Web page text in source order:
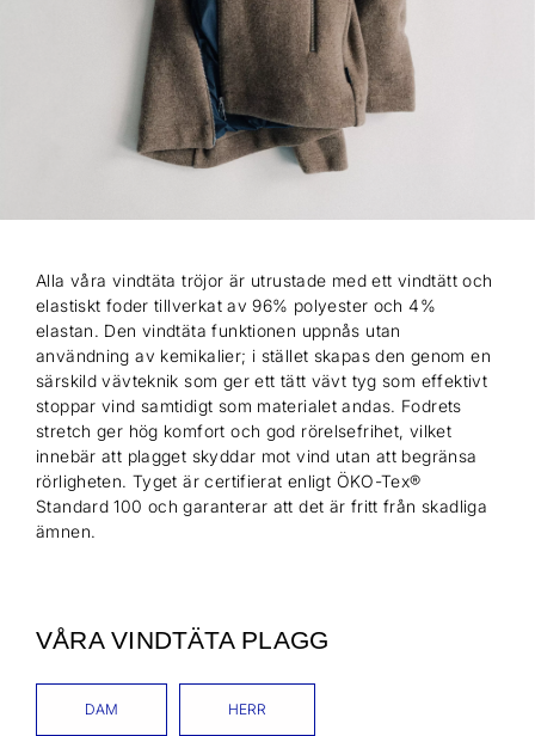
Alla våra vindtäta tröjor är utrustade med ett vindtätt och
elastiskt foder tillverkat av 96% polyester och 4%
elastan. Den vindtäta funktionen uppnås utan
användning av kemikalier; i stället skapas den genom en
särskild vävteknik som ger ett tätt vävt tyg som effektivt
stoppar vind samtidigt som materialet andas. Fodrets
stretch ger hög komfort och god rörelsefrihet, vilket
innebär att plagget skyddar mot vind utan att begränsa
rörligheten. Tyget är certifierat enligt ÖKO-Tex®
Standard 100 och garanterar att det är fritt från skadliga
ämnen.
VÅRA VINDTÄTA PLAGG
DAM HERR